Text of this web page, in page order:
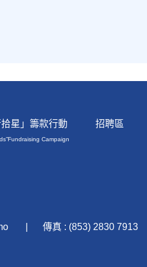
拾星」籌款行動
Campaign
招聘區
傳真 : (853) 2830 7913